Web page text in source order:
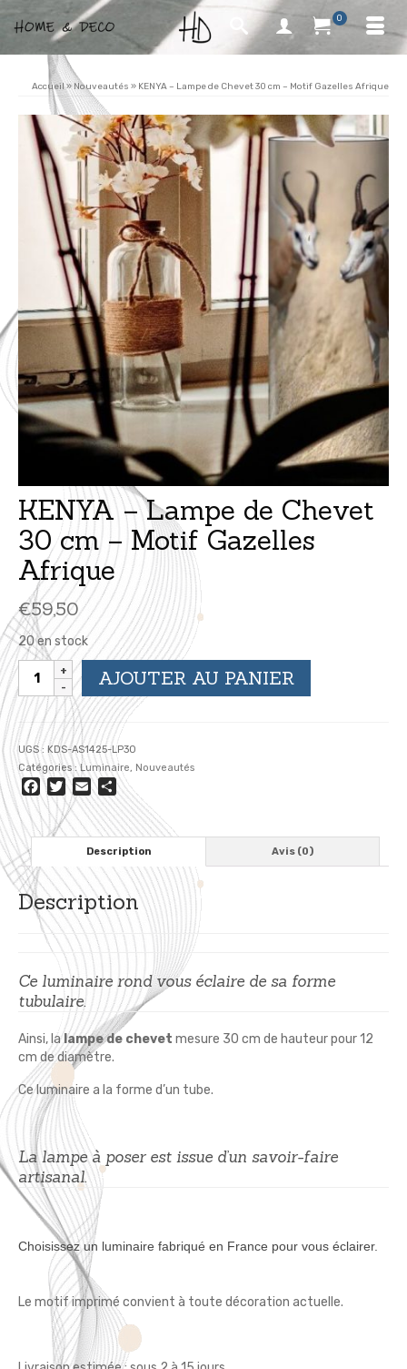
0
Accueil»Nouveautés » KENYA – Lampe de Chevet 30 cm – Motif Gazelles Afrique
KENYA – Lampe de Chevet
30 cm – Motif Gazelles
Afrique
€59,50
20 en stock
quantité
de
KENYA
-
Lampe
de
Chevet
30
cm
-
Motif
Gazelles
Afrique
AJOUTER AU PANIER
UGS : KDS-AS1425-LP30
Catégories :Luminaire, Nouveautés
Facebook
Twitter
EmailPartager
Description Avis (0)
Description
Ce luminaire rond vous éclaire de sa forme
tubulaire.
Ainsi, lalampe de chevet mesure 30 cm de hauteur pour 12
cm de diamètre.
Ce luminaire a la forme d’un tube.
La lampe à poser est issue d’un savoir-faire
artisanal.
Choisissez un luminaire fabriqué en France pour vous éclairer.
Le motif imprimé convient à toute décoration actuelle.